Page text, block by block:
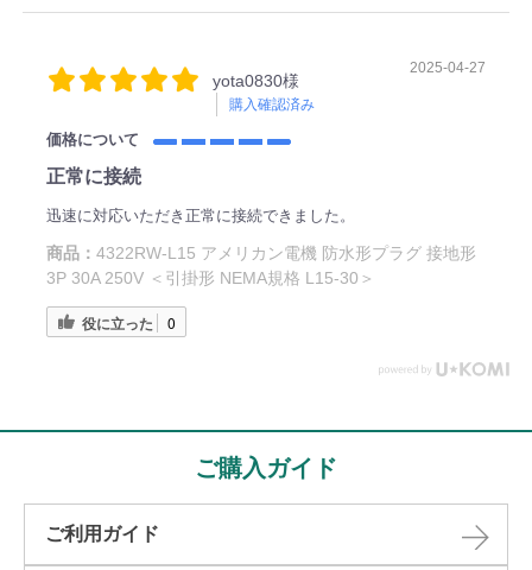
yota0830様
購入確認済み
2025-04-27
価格について
正常に接続
迅速に対応いただき正常に接続できました。
商品： 4322RW-L15 アメリカン電機 防水形プラグ 接地形
3P 30A 250V ＜引掛形 NEMA規格 L15-30＞
役に立った 0
ご購入ガイド
ご利用ガイド